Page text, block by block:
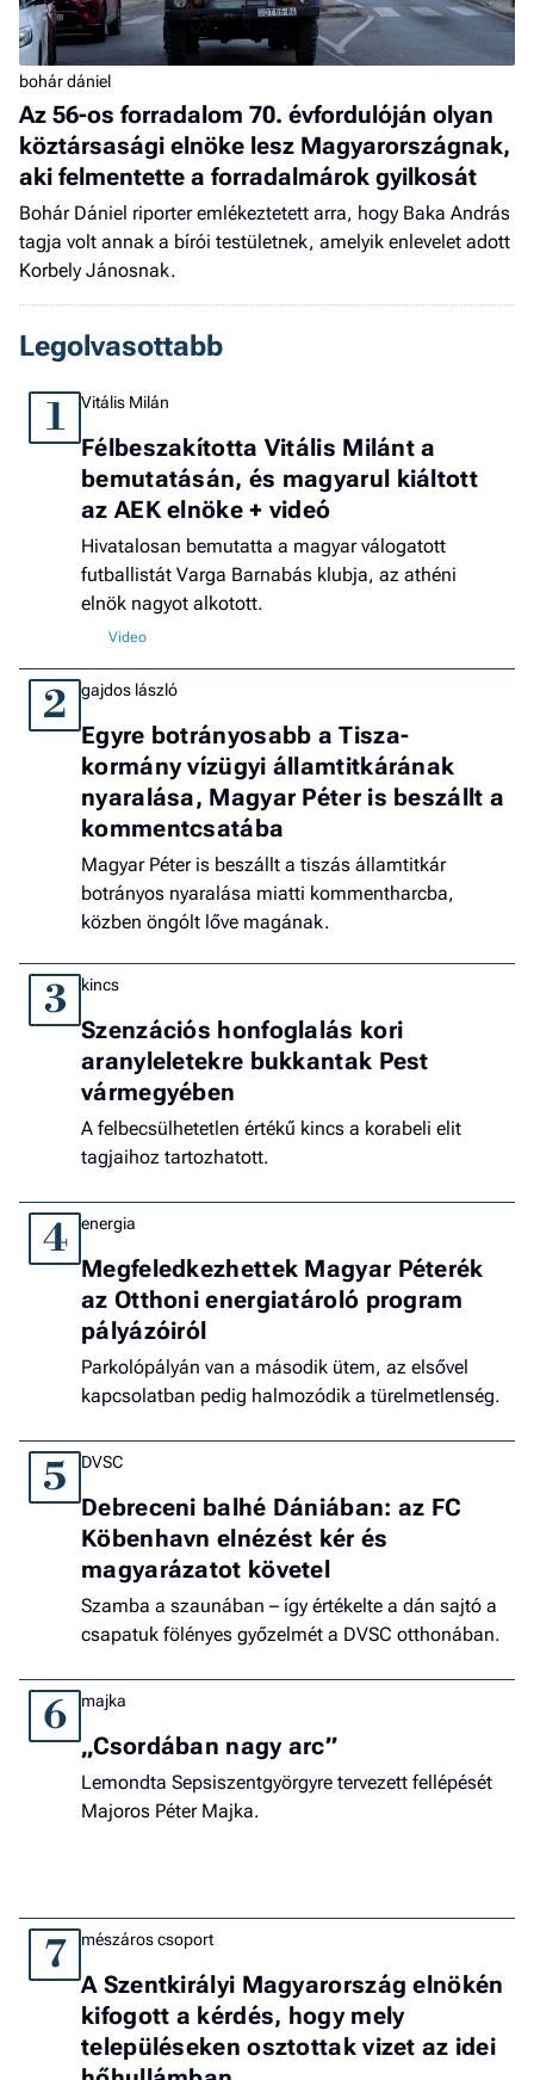
bohár dániel
Az 56-os forradalom 70. évfordulóján olyan
köztársasági elnöke lesz Magyarországnak,
aki felmentette a forradalmárok gyilkosát
Bohár Dániel riporter emlékeztetett arra, hogy Baka András
tagja volt annak a bírói testületnek, amelyik enlevelet adott
Korbely Jánosnak.
Legolvasottabb
1 Vitális Milán
Félbeszakította Vitális Milánt a
bemutatásán, és magyarul kiáltott
az AEK elnöke + videó
Hivatalosan bemutatta a magyar válogatott
futballistát Varga Barnabás klubja, az athéni
elnök nagyot alkotott.
2 gajdos lászló
Egyre botrányosabb a Tisza-
kormány vízügyi államtitkárának
nyaralása, Magyar Péter is beszállt a
kommentcsatába
Magyar Péter is beszállt a tiszás államtitkár
botrányos nyaralása miatti kommentharcba,
közben öngólt lőve magának.
3 kincs
Szenzációs honfoglalás kori
aranyleletekre bukkantak Pest
vármegyében
A felbecsülhetetlen értékű kincs a korabeli elit
tagjaihoz tartozhatott.
4 energia
Megfeledkezhettek Magyar Péterék
az Otthoni energiatároló program
pályázóiról
Parkolópályán van a második ütem, az elsővel
kapcsolatban pedig halmozódik a türelmetlenség.
5 DVSC
Debreceni balhé Dániában: az FC
Köbenhavn elnézést kér és
magyarázatot követel
Szamba a szaunában – így értékelte a dán sajtó a
csapatuk fölényes győzelmét a DVSC otthonában.
6 majka
„Csordában nagy arc”
Lemondta Sepsiszentgyörgyre tervezett fellépését
Majoros Péter Majka.
7 mészáros csoport
A Szentkirályi Magyarország elnökén
kifogott a kérdés, hogy mely
településeken osztottak vizet az idei